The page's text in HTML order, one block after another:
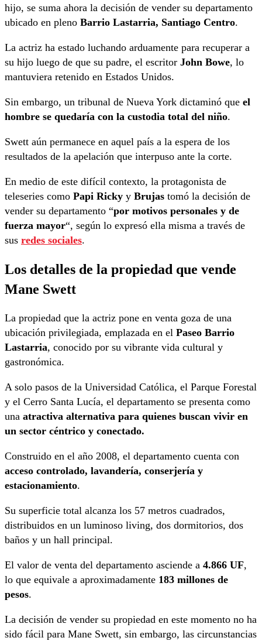
hijo, se suma ahora la decisión de vender su departamento
ubicado en pleno Barrio Lastarria, Santiago Centro.
La actriz ha estado luchando arduamente para recuperar a
su hijo luego de que su padre, el escritor John Bowe, lo
mantuviera retenido en Estados Unidos.
Sin embargo, un tribunal de Nueva York dictaminó que el
hombre se quedaría con la custodia total del niño.
Swett aún permanece en aquel país a la espera de los
resultados de la apelación que interpuso ante la corte.
En medio de este difícil contexto, la protagonista de
teleseries como Papi Ricky y Brujas tomó la decisión de
vender su departamento “por motivos personales y de
fuerza mayor“, según lo expresó ella misma a través de
sus redes sociales.
Los detalles de la propiedad que vende
Mane Swett
La propiedad que la actriz pone en venta goza de una
ubicación privilegiada, emplazada en el Paseo Barrio
Lastarria, conocido por su vibrante vida cultural y
gastronómica.
A solo pasos de la Universidad Católica, el Parque Forestal
y el Cerro Santa Lucía, el departamento se presenta como
una atractiva alternativa para quienes buscan vivir en
un sector céntrico y conectado.
Construido en el año 2008, el departamento cuenta con
acceso controlado, lavandería, conserjería y
estacionamiento.
Su superficie total alcanza los 57 metros cuadrados,
distribuidos en un luminoso living, dos dormitorios, dos
baños y un hall principal.
El valor de venta del departamento asciende a 4.866 UF,
lo que equivale a aproximadamente 183 millones de
pesos.
La decisión de vender su propiedad en este momento no ha
sido fácil para Mane Swett, sin embargo, las circunstancias